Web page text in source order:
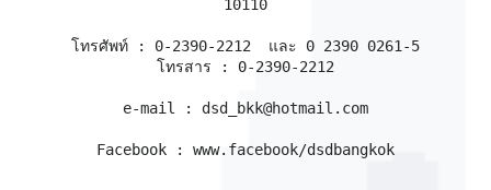
10110
โทรศัพท์ : 0-2390-2212  และ 0 2390 0261-5
โทรสาร : 0-2390-2212
e-mail : dsd_bkk@hotmail.com
Facebook : www.facebook/dsdbangkok